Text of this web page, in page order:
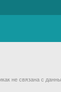
не связана с